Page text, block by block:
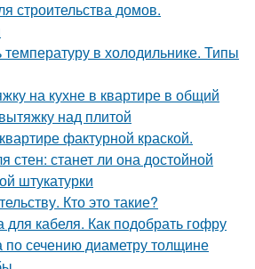
строительства домов.
в холодильнике. Типы
на кухне в квартире в общий
над плитой
фактурной краской.
стен: станет ли она достойной
штукатурки
Кто это такие?
кабеля. Как подобрать гофру
по сечению диаметру толщине